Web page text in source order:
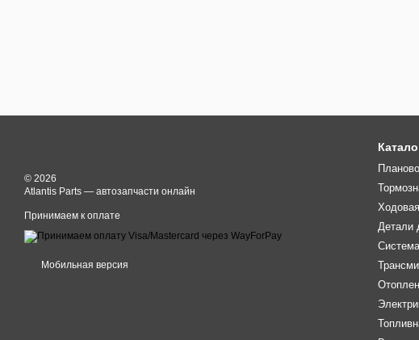
© 2026
Atlantis Parts — автозапчасти онлайн
Принимаем к оплате
Мобильная версия
Детали